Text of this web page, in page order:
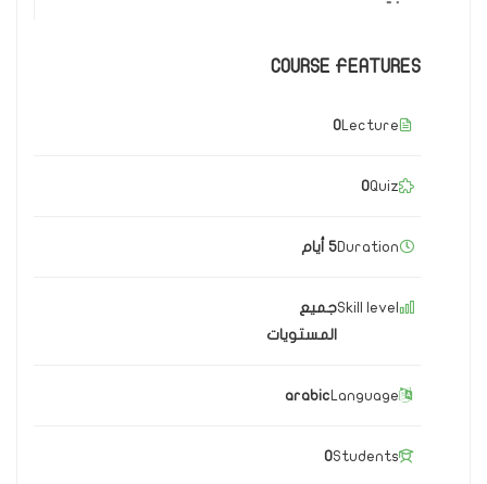
COURSE FEATURES
Lecture
0
Quiz
0
Duration5 أيام
Skill levelجميع
المستويات
Language
arabic
Students
0